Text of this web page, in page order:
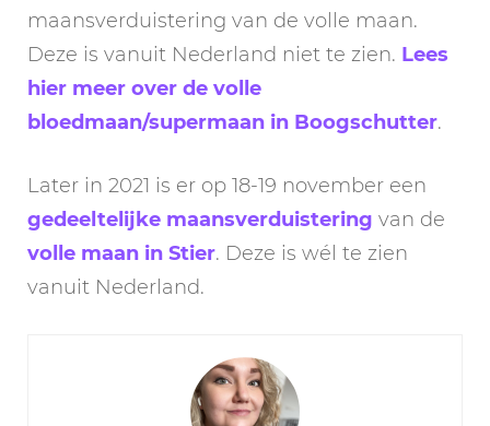
maansverduistering van de volle maan.
Deze is vanuit Nederland niet te zien. Lees
hier meer over de volle
bloedmaan/supermaan in Boogschutter.
Later in 2021 is er op 18-19 november een
gedeeltelijke maansverduistering van de
volle maan in Stier. Deze is wél te zien
vanuit Nederland.